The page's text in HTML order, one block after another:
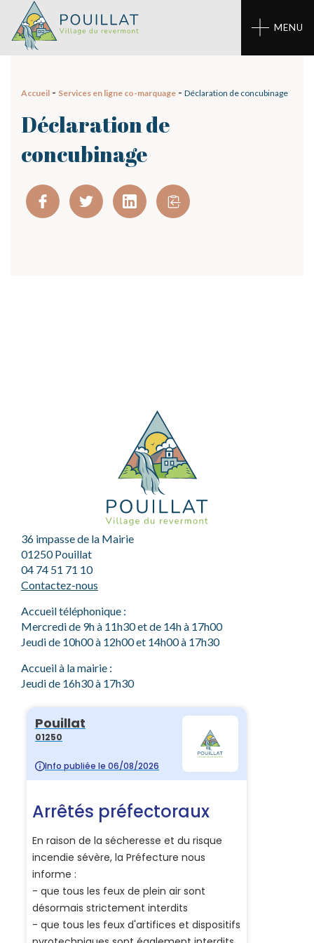
Panneau de gestion des cookies
MENU
Accueil - Services en ligne co-marquage - Déclaration de concubinage
Déclaration de
concubinage
36 impasse de la Mairie
01250 Pouillat
04 74 51 71 10
Contactez-nous
Accueil téléphonique :
Mercredi de 9h à 11h30 et de 14h à 17h00
Jeudi de 10h00 à 12h00 et 14h00 à 17h30
Accueil à la mairie :
Jeudi de 16h30 à 17h30